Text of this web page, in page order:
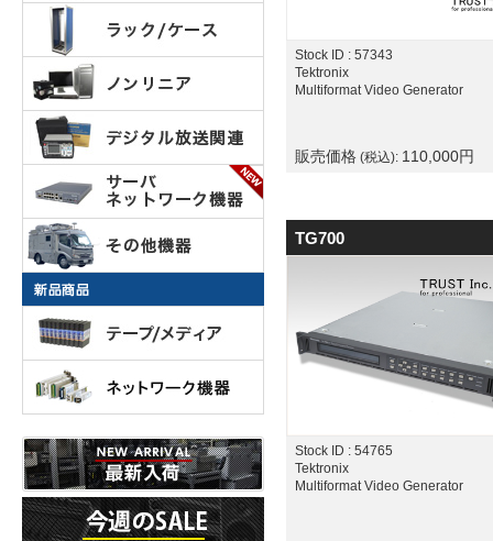
Stock ID : 57343
Tektronix
Multiformat Video Generator
販売価格 (税込): 110,000円
TG700
Stock ID : 54765
Tektronix
Multiformat Video Generator